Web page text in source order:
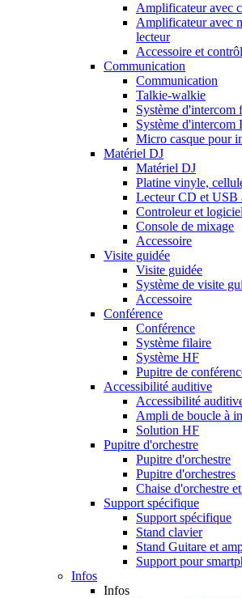
Amplificateur avec
Amplificateur avec
lecteur
Accessoire et
Communication
Communication
Talkie-walkie
Système d'intercom
Système d'intercom
Micro casque pour
Matériel DJ
Matériel DJ
Platine vinyle,
Lecteur CD et USB
Controleur et logiciel
Console de mixage
Accessoire
Visite guidée
Visite guidée
Système de visite
Accessoire
Conférence
Conférence
Système filaire
Système HF
Pupitre de
Accessibilité auditive
Accessibilité
Ampli de boucle à
Solution HF
Pupitre d'orchestre
Pupitre d'orchestre
Pupitre d'orchestres
Chaise d'orchestre
Support spécifique
Support spécifique
Stand clavier
Stand Guitare et
Support pour
Infos
Infos